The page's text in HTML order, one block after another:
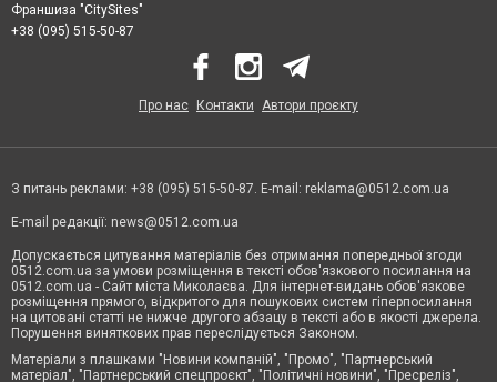
Франшиза "CitySites"
+38 (095) 515-50-87
Про нас Контакти Автори проєкту
З питань реклами: +38 (095) 515-50-87. E-mail: reklama@0512.com.ua
E-mail редакції: news@0512.com.ua
Допускається цитування матеріалів без отримання попередньої згоди
0512.com.ua за умови розміщення в тексті обов'язкового посилання на
0512.com.ua - Сайт міста Миколаєва. Для інтернет-видань обов'язкове
розміщення прямого, відкритого для пошукових систем гіперпосилання
на цитовані статті не нижче другого абзацу в тексті або в якості джерела.
Порушення виняткових прав переслідується Законом.
Матеріали з плашками "Новини компаній", "Промо", "Партнерський
матеріал", "Партнерський спецпроєкт", "Політичні новини", "Пресреліз",